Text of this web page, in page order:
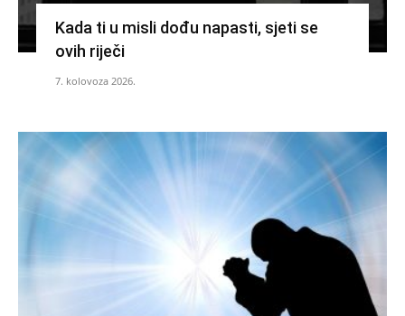
Kada ti u misli dođu napasti, sjeti se
ovih riječi
7. kolovoza 2026.